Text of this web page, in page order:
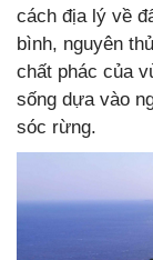
cách địa lý về
bình, nguyên
chất phác của
sống dựa vào
sóc rừng.